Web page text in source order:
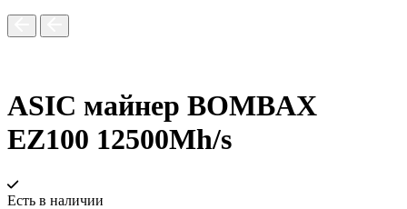
ASIC майнер BOMBAX
EZ100 12500Mh/s
Есть в наличии